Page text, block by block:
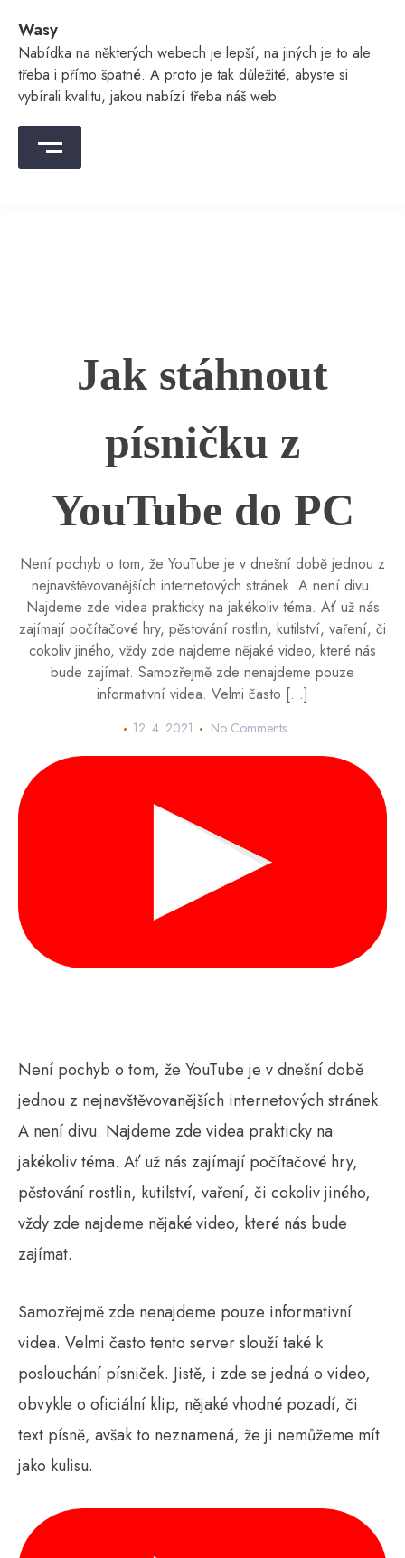
content
Wasy
Nabídka na některých webech je lepší, na jiných je to ale
třeba i přímo špatné. A proto je tak důležité, abyste si
vybírali kvalitu, jakou nabízí třeba náš web.
Jak stáhnout
písničku z
YouTube do PC
Není pochyb o tom, že YouTube je v dnešní době jednou z
nejnavštěvovanějších internetových stránek. A není divu.
Najdeme zde videa prakticky na jakékoliv téma. Ať už nás
zajímají počítačové hry, pěstování rostlin, kutilství, vaření, či
cokoliv jiného, vždy zde najdeme nějaké video, které nás
bude zajímat. Samozřejmě zde nenajdeme pouze
informativní videa. Velmi často […]
12. 4. 2021 No Comments
Není pochyb o tom, že YouTube je v dnešní době
jednou z nejnavštěvovanějších internetových stránek.
A není divu. Najdeme zde videa prakticky na
jakékoliv téma. Ať už nás zajímají počítačové hry,
pěstování rostlin, kutilství, vaření, či cokoliv jiného,
vždy zde najdeme nějaké video, které nás bude
zajímat.
Samozřejmě zde nenajdeme pouze informativní
videa. Velmi často tento server slouží také k
poslouchání písniček. Jistě, i zde se jedná o video,
obvykle o oficiální klip, nějaké vhodné pozadí, či
text písně, avšak to neznamená, že ji nemůžeme mít
jako kulisu.